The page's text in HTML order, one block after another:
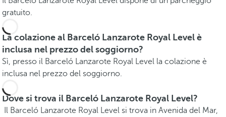
gratuito.
La colazione al Barceló Lanzarote Royal Level è
inclusa nel prezzo del soggiorno?
Sì, presso il Barceló Lanzarote Royal Level la colazione è
inclusa nel prezzo del soggiorno.
Dove si trova il Barceló Lanzarote Royal Level?
Il Barceló Lanzarote Royal Level si trova in Avenida del Mar,